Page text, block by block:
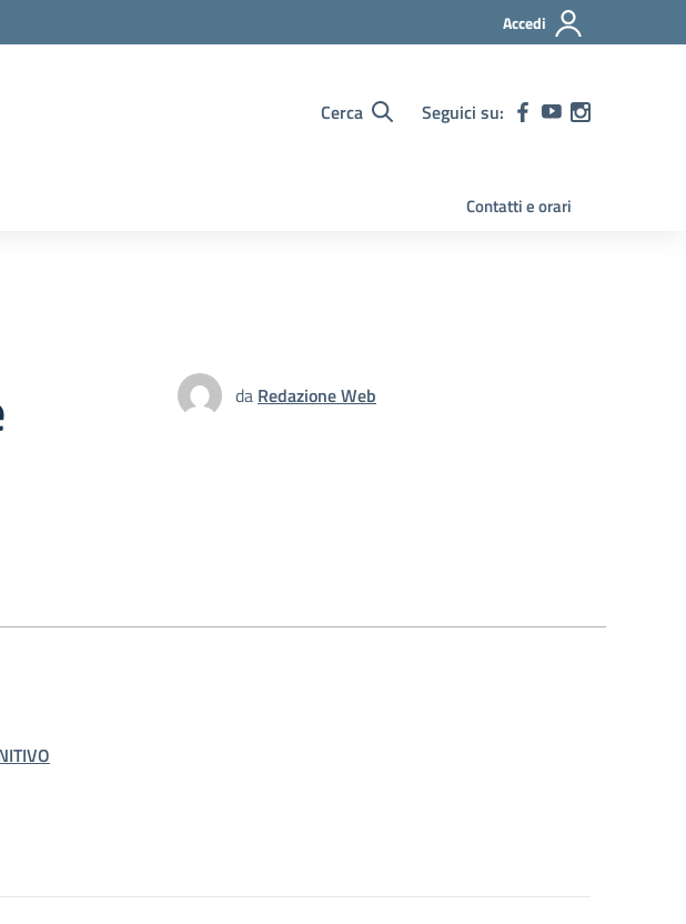
Accedi
Cerca Seguici su:
Contatti e orari
da Redazione Web